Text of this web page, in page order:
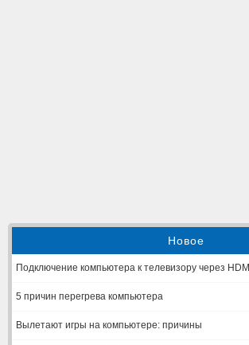
Новое
Подключение компьютера к телевизору через HDMI
5 причин перегрева компьютера
Вылетают игры на компьютере: причины